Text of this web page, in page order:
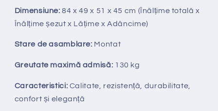
Dimensiune: 84 x 49 x 51 x 45 cm (Înălțime totală x
Înălțimeșezut x Lățime x Adâncime)
Stare de asamblare: Montat
Greutate maximă admisă: 130 kg
Caracteristici: Calitate, rezistență, durabilitate,
confort și eleganță